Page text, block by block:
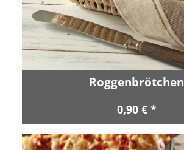
Roggenbrötchen
0,90 € *